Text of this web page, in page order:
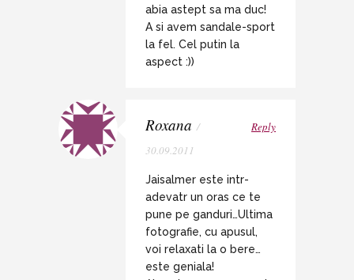
abia astept sa ma duc!
A si avem sandale-sport
la fel. Cel putin la
aspect :))
Roxana /
30.09.2011
Reply
Jaisalmer este intr-
adevatr un oras ce te
pune pe ganduri…Ultima
fotografie, cu apusul,
voi relaxati la o bere…
este geniala!